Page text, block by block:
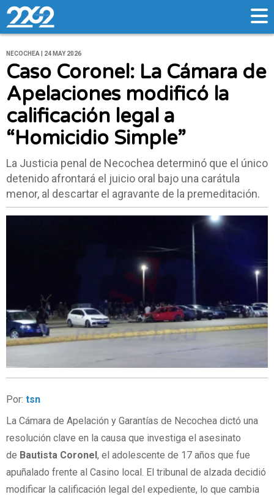
NECOCHEA | 24 MAY 2026
Caso Coronel: La Cámara de
Apelaciones modificó la
calificación legal a
“Homicidio Simple”
La Justicia penal de Necochea determinó que el único
detenido afrontará el juicio oral bajo una carátula
menor, al descartar el agravante de la premeditación.
Por: tsn
La Cámara de Apelación y Garantías de Necochea dictó una
resolución clave en la causa que investiga el asesinato
de Bautista Coronel , el adolescente de 17 años que fue
apuñalado frente al Casino local. El tribunal de alzada decidió
modificar la calificación legal del expediente, lo que cambia